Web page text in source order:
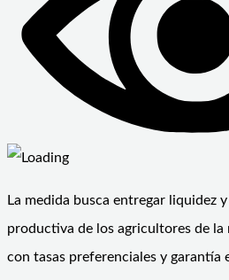
La medida busca entregar liquidez
productiva de los agricultores de
con tasas preferenciales y garantía